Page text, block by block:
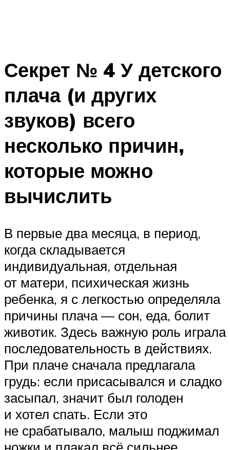
Секрет № 4 У детского
плача (и других
звуков) всего
несколько причин,
которые можно
вычислить
В первые два месяца, в период,
когда складывается
индивидуальная, отдельная
от матери, психическая жизнь
ребенка, я с легкостью определяла
причины плача — сон, еда, болит
животик. Здесь важную роль играла
последовательность в действиях.
При плаче сначала предлагала
грудь: если присасывался и сладко
засыпал, значит был голоден
и хотел спать. Если это
не срабатывало, малыш поджимал